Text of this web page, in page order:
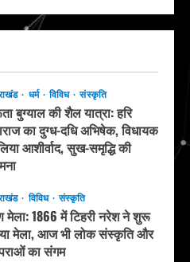
धर्म विविध संस्कृति
बुग्याल की शैल यात्रा: हरि
का दुग्ध-दधि अभिषेक, विधायक
आशीर्वाद, सुख-समृद्धि की
विविध संस्कृति
मेला: 1866 में टिहरी नरेश ने शुरू
मेला, आज भी लोक संस्कृति और
का संगम